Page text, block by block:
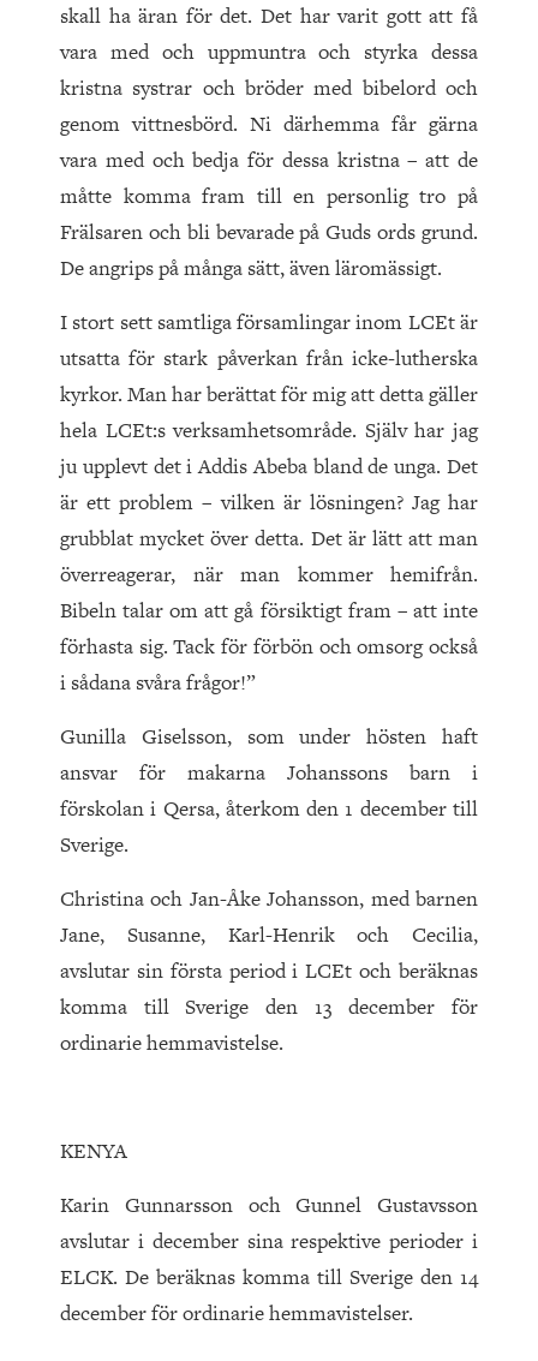
skall ha äran för det. Det har varit gott att få
vara med och uppmuntra och styrka dessa
kristna systrar och bröder med bibelord och
genom vittnesbörd. Ni därhemma får gärna
vara med och bedja för dessa kristna – att de
måtte komma fram till en personlig tro på
Frälsaren och bli bevarade på Guds ords grund.
De angrips på många sätt, även läromässigt.
I stort sett samtliga församlingar inom LCEt är
utsatta för stark påverkan från icke-lutherska
kyrkor. Man har berättat för mig att detta gäller
hela LCEt:s verksamhetsområde. Själv har jag
ju upplevt det i Addis Abeba bland de unga. Det
är ett problem – vilken är lösningen? Jag har
grubblat mycket över detta. Det är lätt att man
överreagerar, när man kommer hemifrån.
Bibeln talar om att gå försiktigt fram – att inte
förhasta sig. Tack för förbön och omsorg också
i sådana svåra frågor!”
Gunilla Giselsson, som under hösten haft
ansvar för makarna Johanssons barn i
förskolan i Qersa, återkom den 1 december till
Sverige.
Christina och Jan-Åke Johansson, med barnen
Jane, Susanne, Karl-Henrik och Cecilia,
avslutar sin första period i LCEt och beräknas
komma till Sverige den 13 december för
ordinarie hemmavistelse.
KENYA
Karin Gunnarsson och Gunnel Gustavsson
avslutar i december sina respektive perioder i
ELCK. De beräknas komma till Sverige den 14
december för ordinarie hemmavistelser.